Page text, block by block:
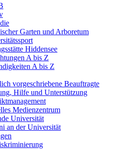
Garten und Arboretum
Hiddensee
A bis Z
A bis Z
vorgeschriebene Beauftragte
Hilfe und Unterstützung
Medienzentrum
Universität
an der Universität